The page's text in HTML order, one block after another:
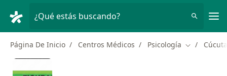
¿Qué estás buscando?
Página De Inicio Centros Médicos Psicología Cambiar de
Cúcuta